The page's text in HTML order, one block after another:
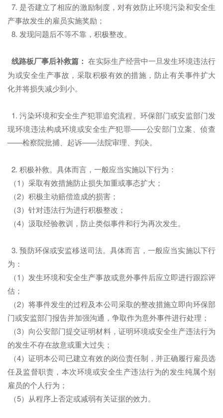
7. 是否建立了相应的激励制度，对有效防止环境污染和安全生
产事故发生的雇员实施奖励；
8. 发现问题后不等不靠，积极整改。
线路板厂事后补救篇： 在实际生产经营中一旦发生环境违法行
为或安全生产事故，采取积极有效的措施，防止有关事件扩大
化并将损失减少到小。
1. 污染环境和安全生产犯罪追究流程。环保部门或安监部门发
现环境违法构成环境或安全生产犯罪——公安部门立案、侦查
——检察院批捕、起诉——法院审理、判决。
2. 积极补救。具体而言，一般应当实施以下行为：
（1）采取有效措施防止损失加重或事态扩大；
（2）积极主动赔偿造成的损害；
（3）针对违法行为进行积极整改；
（4）汲取经验教训，防止类似事件和行为再次发生。
3. 预防环保或安监移送司法。具体而言，一般应当实施以下行
为：
（1）发生环境和安全生产事故或意外事件后应立即进行跟踪评
估；
（2）将事件发生的过程及本公司采取的整改措施立即向环保部
门或安监部门报告并加强沟通，争取作为意外事件进行处理；
（3）向公安部门提交证明材料，证明环境或安全生产违法行为
的发生不存在故意或重大过失；
（4）证明本公司已建立有效的岗位责任制，并正确履行雇员选
任及监督职责，本次环境或安全生产违法行为的发生纯属个别
雇员的个人行为；
（5）从程序上否定或减弱有关证据的效力。